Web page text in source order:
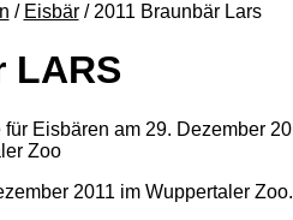
/ Eisbär/ 2011 Braunbär Lars
LARS
2011 im Wuppertaler Zoo.